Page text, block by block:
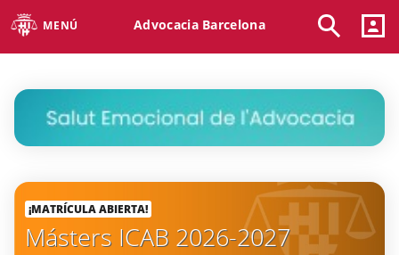
MENÚ Advocacia Barcelona
¡MATRÍCULA ABIERTA!
Másters ICAB 2026-2027